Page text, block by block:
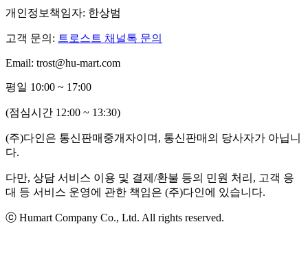
개인정보책임자: 한상범
고객 문의: 트로스트 채널톡 문의
Email: trost@hu-mart.com
평일 10:00 ~ 17:00
(점심시간 12:00 ~ 13:30)
(주)다인은 통신판매중개자이며, 통신판매의 당사자가 아닙니
다.
다만, 상담 서비스 이용 및 결제/환불 등의 민원 처리, 고객 응
대 등 서비스 운영에 관한 책임은 (주)다인에 있습니다.
ⓒ Humart Company Co., Ltd. All rights reserved.